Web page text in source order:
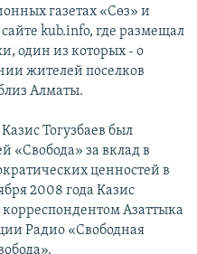
газетах «Сөз» и
сайте kub.info, где размещал
один из которых - о
жителей поселков
Алматы.
Тогузбаев был
«Свобода» за вклад в
ценностей в
2008 года Казис
корреспондентом Азаттыка
Радио «Свободная